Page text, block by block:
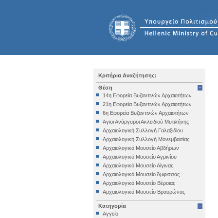
Κριτήρια Αναζήτησης:
Θέση
14η Εφορεία Βυζαντινών Αρχαιοτήτων
21η Εφορεία Βυζαντινών Αρχαιοτήτων
6η Εφορεία Βυζαντινών Αρχαιοτήτων
Άγιοι Ανάργυροι Ακλειδιού Μυτιλήνης
Αρχαιολογική Συλλογή Γαλαξιδίου
Αρχαιολογική Συλλογή Μονεμβασίας
Αρχαιολογικό Μουσείο Αβδήρων
Αρχαιολογικό Μουσείο Αγρινίου
Αρχαιολογικό Μουσείο Αίγινας
Αρχαιολογικό Μουσείο Άμφισσας
Αρχαιολογικό Μουσείο Βέροιας
Αρχαιολογικό Μουσείο Βραυρώνας
Αρχαιολογικό Μουσείο Δελφών
Αρχαιολογικό Μουσείο Ηγουμενίτσας
Κατηγορία
Αγγείο